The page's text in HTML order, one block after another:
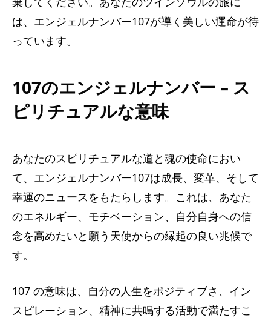
は、エンジェルナンバー107が導く美しい運命が待
っています。
107のエンジェルナンバー – ス
ピリチュアルな意味
あなたのスピリチュアルな道と魂の使命におい
て、エンジェルナンバー107は成長、変革、そして
幸運のニュースをもたらします。これは、あなた
のエネルギー、モチベーション、自分自身への信
念を高めたいと願う天使からの縁起の良い兆候で
す。
107 の意味は、自分の人生をポジティブさ、イン
スピレーション、精神に共鳴する活動で満たすこ